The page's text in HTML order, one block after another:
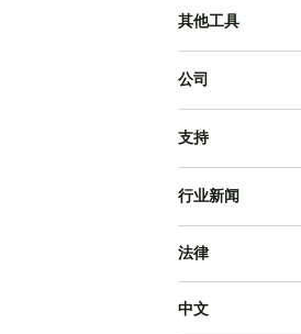
其他工具
公司
支持
行业新闻
法律
中文